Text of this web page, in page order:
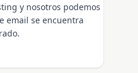
y nosotros podemos
email se encuentra